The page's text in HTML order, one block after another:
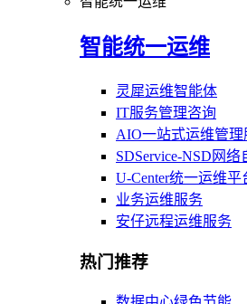
智能统一运维
灵犀运维智能体
IT服务管理咨询
AIO一站式运维管理
SDService-NSD网
U-Center统一运维平
业务运维服务
安仔远程运维服务
热门推荐